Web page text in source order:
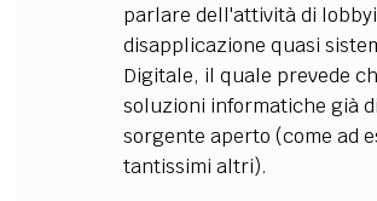
parlare dell'attività di
disapplicazione quasi
Digitale, il quale prevede
soluzioni informatiche già
sorgente aperto (come ad
tantissimi altri).